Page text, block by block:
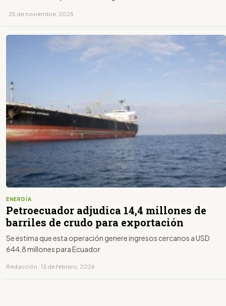
· 25 de noviembre, 2025
ENERGÍA
Petroecuador adjudica 14,4 millones de
barriles de crudo para exportación
Se estima que esta operación genere ingresos cercanos a USD
644,8 millones para Ecuador
Redacción · 13 de febrero, 2026